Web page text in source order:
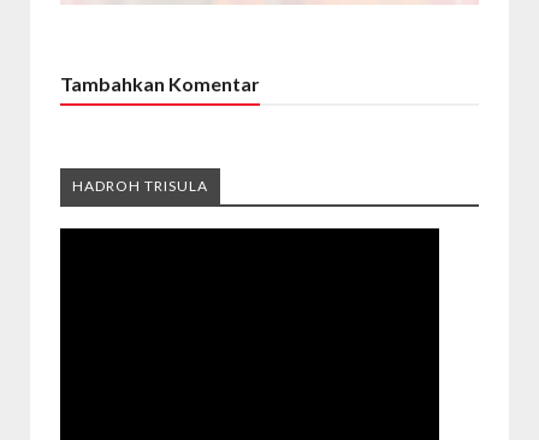
Tambahkan Komentar
HADROH TRISULA